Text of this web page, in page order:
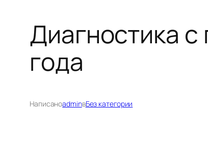
Диагностика
года
НаписаноadminвБез категории